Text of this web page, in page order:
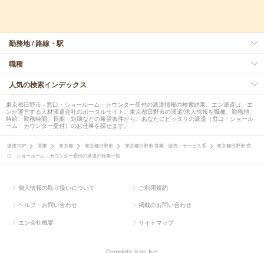
勤務地 / 路線・駅
職種
人気の検索インデックス
東京都日野市 - 窓口・ショールーム・カウンター受付の派遣情報の検索結果。エン派遣は、エ
ンが運営する人材派遣会社のポータルサイト。東京都日野市の派遣/求人情報を職種、勤務地、
時給、勤務時間、長期・短期などの希望条件から、あなたにピッタリの派遣（窓口・ショール
ーム・カウンター受付）のお仕事を探せます。
派遣TOP 関東 東京都 東京都日野市 東京都日野市 営業・販売・サービス系
東京都日野市 窓
口・ショールーム・カウンター受付の派遣の仕事一覧
個人情報の取り扱いについて ご利用規約
ヘルプ・お問い合わせ 掲載のお問い合わせ
エン会社概要 サイトマップ